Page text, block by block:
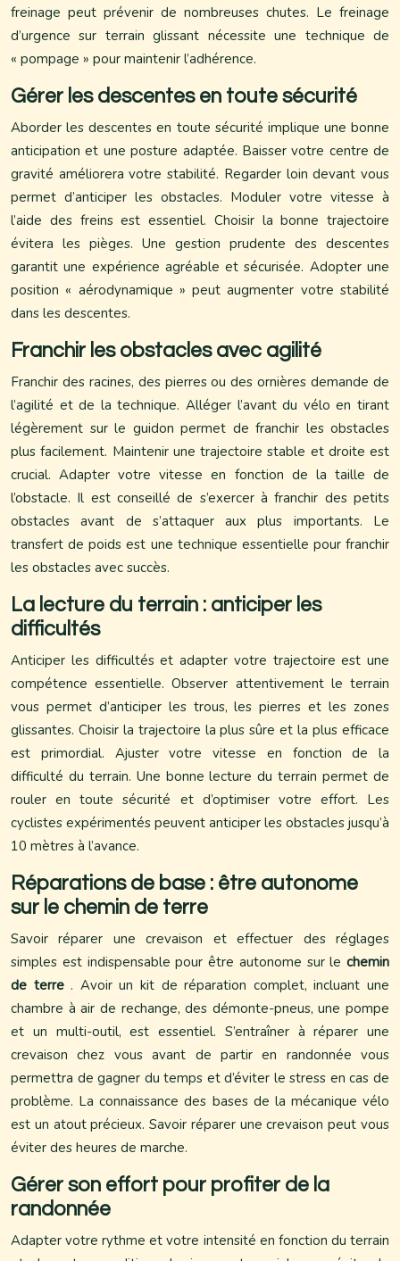
freinage peut prévenir de nombreuses chutes. Le freinage
d’urgence sur terrain glissant nécessite une technique de
« pompage » pour maintenir l’adhérence.
Gérer les descentes en toute sécurité
Aborder les descentes en toute sécurité implique une bonne
anticipation et une posture adaptée. Baisser votre centre de
gravité améliorera votre stabilité. Regarder loin devant vous
permet d’anticiper les obstacles. Moduler votre vitesse à
l’aide des freins est essentiel. Choisir la bonne trajectoire
évitera les pièges. Une gestion prudente des descentes
garantit une expérience agréable et sécurisée. Adopter une
position « aérodynamique » peut augmenter votre stabilité
dans les descentes.
Franchir les obstacles avec agilité
Franchir des racines, des pierres ou des ornières demande de
l’agilité et de la technique. Alléger l’avant du vélo en tirant
légèrement sur le guidon permet de franchir les obstacles
plus facilement. Maintenir une trajectoire stable et droite est
crucial. Adapter votre vitesse en fonction de la taille de
l’obstacle. Il est conseillé de s’exercer à franchir des petits
obstacles avant de s’attaquer aux plus importants. Le
transfert de poids est une technique essentielle pour franchir
les obstacles avec succès.
La lecture du terrain : anticiper les
difficultés
Anticiper les difficultés et adapter votre trajectoire est une
compétence essentielle. Observer attentivement le terrain
vous permet d’anticiper les trous, les pierres et les zones
glissantes. Choisir la trajectoire la plus sûre et la plus efficace
est primordial. Ajuster votre vitesse en fonction de la
difficulté du terrain. Une bonne lecture du terrain permet de
rouler en toute sécurité et d’optimiser votre effort. Les
cyclistes expérimentés peuvent anticiper les obstacles jusqu’à
10 mètres à l’avance.
Réparations de base : être autonome
sur le chemin de terre
Savoir réparer une crevaison et effectuer des réglages
simples est indispensable pour être autonome sur le chemin
de terre. Avoir un kit de réparation complet, incluant une
chambre à air de rechange, des démonte-pneus, une pompe
et un multi-outil, est essentiel. S’entraîner à réparer une
crevaison chez vous avant de partir en randonnée vous
permettra de gagner du temps et d’éviter le stress en cas de
problème. La connaissance des bases de la mécanique vélo
est un atout précieux. Savoir réparer une crevaison peut vous
éviter des heures de marche.
Gérer son effort pour profiter de la
randonnée
Adapter votre rythme et votre intensité en fonction du terrain